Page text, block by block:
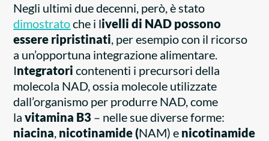
Negli ultimi due decenni, però, è stato
dimostratoche i livelli di NAD possono
essere ripristinati, per esempio con il ricorso
a un’opportuna integrazione alimentare.
Integratori contenenti i precursori della
molecola NAD, ossia molecole utilizzate
dall’organismo per produrre NAD, come
lavitamina B3 – nelle sue diverse forme:
niacina, nicotinamide (NAM) e nicotinamide